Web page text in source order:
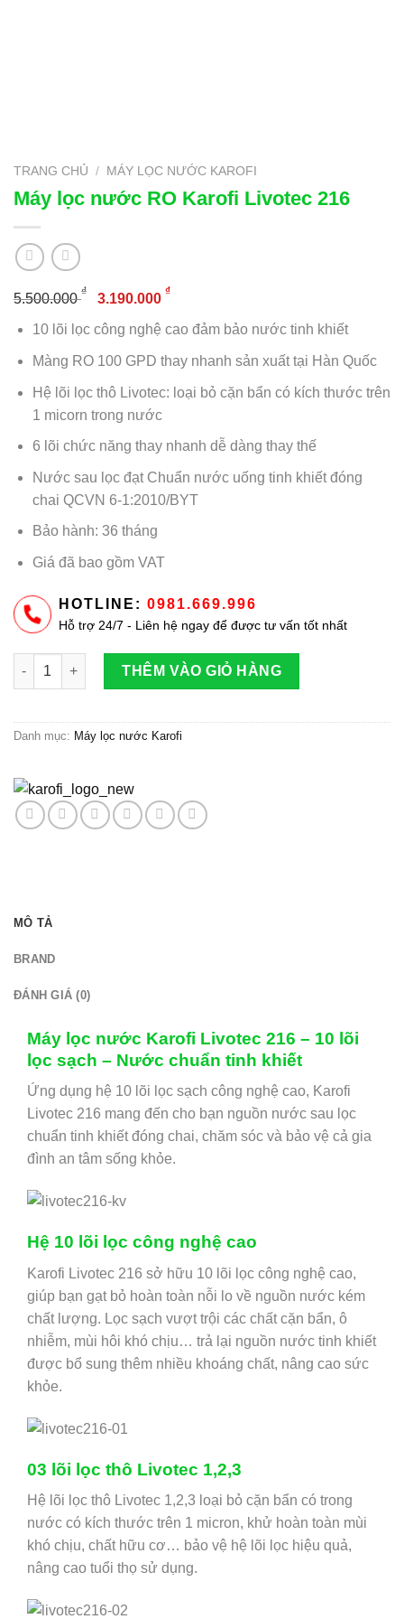
TRANG CHỦ / MÁY LỌC NƯỚC KAROFI
Máy lọc nước RO Karofi Livotec 216
5.500.000₫
Giá
gốc
là:
5.500.000 ₫.
3.190.000 ₫Giá
hiện
tại
là:
3.190.000 ₫.
10 lõi lọc công nghệ cao đảm bảo nước tinh khiết
Màng RO 100 GPD thay nhanh sản xuất tại Hàn Quốc
Hệ lõi lọc thô Livotec: loại bỏ cặn bẩn có kích thước trên
1 micorn trong nước
6 lõi chức năng thay nhanh dễ dàng thay thế
Nước sau lọc đạt Chuẩn nước uống tinh khiết đóng
chai QCVN 6-1:2010/BYT
Bảo hành: 36 tháng
Giá đã bao gồm VAT
HOTLINE: 0981.669.996
Hỗ trợ 24/7 - Liên hệ ngay để được tư vấn tốt nhất
Máy lọc nước RO Karofi Livotec 216 số lượng
THÊM VÀO GIỎ HÀNG
Danh mục: Máy lọc nước Karofi
MÔ TẢ
BRAND
ĐÁNH GIÁ (0)
Máy lọc nước Karofi Livotec 216 – 10 lõi
lọc sạch – Nước chuẩn tinh khiết
Ứng dụng hệ 10 lõi lọc sạch công nghệ cao, Karofi
Livotec 216 mang đến cho bạn nguồn nước sau lọc
chuẩn tinh khiết đóng chai, chăm sóc và bảo vệ cả gia
đình an tâm sống khỏe.
Hệ 10 lõi lọc công nghệ cao
Karofi Livotec 216 sở hữu 10 lõi lọc công nghệ cao,
giúp bạn gạt bỏ hoàn toàn nỗi lo về nguồn nước kém
chất lượng. Lọc sạch vượt trội các chất cặn bẩn, ô
nhiễm, mùi hôi khó chịu… trả lại nguồn nước tinh khiết
được bổ sung thêm nhiều khoáng chất, nâng cao sức
khỏe.
03 lõi lọc thô Livotec 1,2,3
Hệ lõi lọc thô Livotec 1,2,3 loại bỏ cặn bẩn có trong
nước có kích thước trên 1 micron, khử hoàn toàn mùi
khó chịu, chất hữu cơ… bảo vệ hệ lõi lọc hiệu quả,
nâng cao tuổi thọ sử dụng.